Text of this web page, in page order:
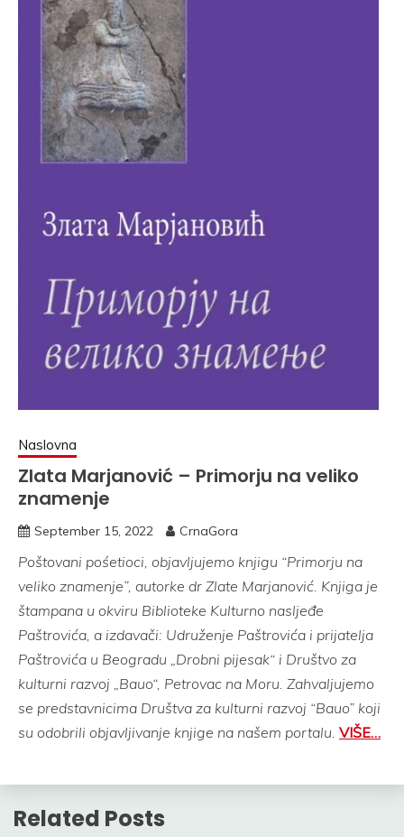
Naslovna
Zlata Marjanović – Primorju na veliko
znamenje
September 15, 2022 CrnaGora
Poštovani pośetioci, objavljujemo knjigu “Primorju na
veliko znamenje”, autorke dr Zlate Marjanović. Knjiga je
štampana u okviru Biblioteke Kulturno nasljeđe
Paštrovića, a izdavači: Udruženje Paštrovića i prijatelja
Paštrovića u Beogradu „Drobni pijesak“ i Društvo za
kulturni razvoj „Bauo“, Petrovac na Moru. Zahvaljujemo
se predstavnicima Društva za kulturni razvoj “Bauo” koji
su odobrili objavljivanje knjige na našem portalu. VIŠE…
Related Posts